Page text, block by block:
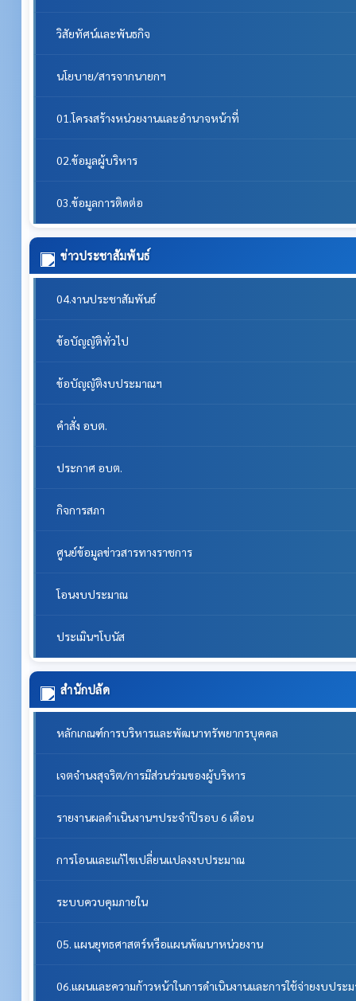
วิสัยทัศน์และพันธกิจ
นโยบาย/สารจากนายกฯ
01.โครงสร้างหน่วยงานและอำนาจหน้าที่
02.ข้อมูลผู้บริหาร
03.ข้อมูลการติดต่อ
ข่าวประชาสัมพันธ์
04.งานประชาสัมพันธ์
ข้อบัญญัติทั่วไป
ข้อบัญญัติงบประมาณฯ
คำสั่ง อบต.
ประกาศ อบต.
กิจการสภา
ศูนย์ข้อมูลข่าวสารทางราชการ
โอนงบประมาณ
ประเมินฯโบนัส
สำนักปลัด
หลักเกณฑ์การบริหารและพัฒนาทรัพยากรบุคคล
เจตจำนงสุจริต/การมีส่วนร่วมของผู้บริหาร
รายงานผลดำเนินงานฯประจำปีรอบ 6 เดือน
การโอนและแก้ไขเปลี่ยนแปลงงบประมาณ
ระบบควบคุมภายใน
05. แผนยุทธศาสตร์หรือแผนพัฒนาหน่วยงาน
06.แผนและความก้าวหน้าในการดำเนินงานและการใช้จ่ายงบปร